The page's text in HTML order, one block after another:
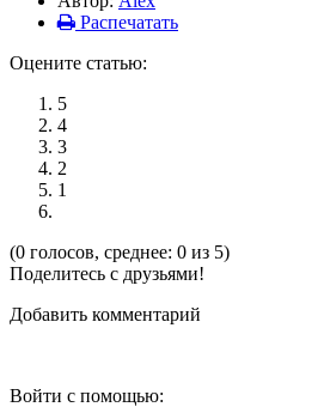
Распечатать
Оцените статью:
5
4
3
2
1
(0 голосов, среднее: 0 из 5)
Поделитесь с друзьями!
Добавить комментарий
Войти с помощью: